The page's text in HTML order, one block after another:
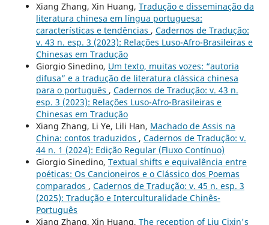
Xiang Zhang, Xin Huang, Tradução e disseminação da
literatura chinesa em língua portuguesa:
características e tendências , Cadernos de Tradução:
v. 43 n. esp. 3 (2023): Relações Luso-Afro-Brasileiras e
Chinesas em Tradução
Giorgio Sinedino, Um texto, muitas vozes: “autoria
difusa” e a tradução de literatura clássica chinesa
para o português , Cadernos de Tradução: v. 43 n.
esp. 3 (2023): Relações Luso-Afro-Brasileiras e
Chinesas em Tradução
Xiang Zhang, Li Ye, Lili Han, Machado de Assis na
China: contos traduzidos , Cadernos de Tradução: v.
44 n. 1 (2024): Edição Regular (Fluxo Contínuo)
Giorgio Sinedino, Textual shifts e equivalência entre
poéticas: Os Cancioneiros e o Clássico dos Poemas
comparados , Cadernos de Tradução: v. 45 n. esp. 3
(2025): Tradução e Interculturalidade Chinês-
Português
Xiang Zhang, Xin Huang, The reception of Liu Cixin's